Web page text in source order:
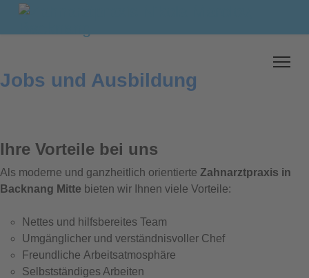
Jobs und Ausbildung
Ihre Vorteile bei uns
Als moderne und ganzheitlich orientierte Zahnarztpraxis in
Backnang Mitte bieten wir Ihnen viele Vorteile:
Nettes und hilfsbereites Team
Umgänglicher und verständnisvoller Chef
Freundliche Arbeitsatmosphäre
Selbstständiges Arbeiten